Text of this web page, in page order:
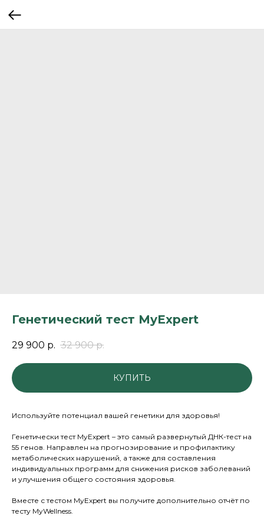
Генетический тест MyExpert
29 900 р. 32 900 р.
КУПИТЬ
Используйте потенциал вашей генетики для здоровья!
Генетически тест MyExpert – это самый развернутый ДНК-тест на
55 генов. Направлен на прогнозирование и профилактику
метаболических нарушений, а также для составления
индивидуальных программ для снижения рисков заболеваний
и улучшения общего состояния здоровья.
Вместе с тестом MyExpert вы получите дополнительно отчёт по
тесту MyWellness.